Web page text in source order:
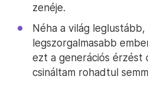
zenéje.
Néha a világ leglustább,
legszorgalmasabb
ezt a generációs érzést
csináltam rohadtul